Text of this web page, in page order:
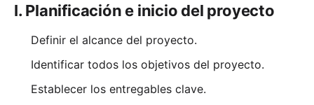
I. Planificación e inicio del proyecto
Definir el alcance del proyecto.
Identificar todos los objetivos del proyecto.
Establecer los entregables clave.